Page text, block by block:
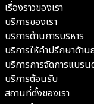
เรื่องราวของเรา
บริการของเรา
บริการด้านการบริหาร
บริการให้คำปรึกษาด้าน
บริการการจัดการแบรน
บริการต้อนรับ
สถานที่ตั้งของเรา